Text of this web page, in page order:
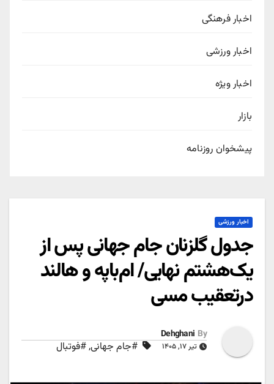
اخبار فرهنگی
اخبار ورزشی
اخبار ویژه
بازار
پیشخوان روزنامه
اخبار ورزشی
جدول گلزنان جام جهانی پس از
یک‌هشتم نهایی/ ام‌باپه و هالند
درتعقیب مسی
By
Dehghani
تیر ۱۷, ۱۴۰۵ #جام جهانی,#فوتبال